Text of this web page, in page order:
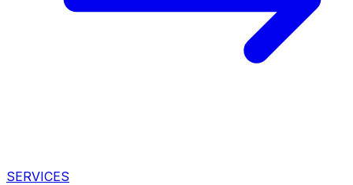
SERVICES